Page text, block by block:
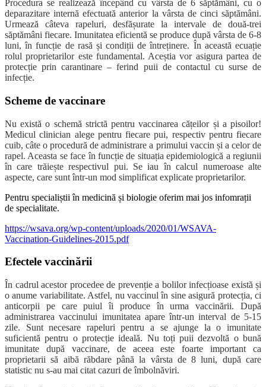
Procedura se realizează începând cu vârsta de 6 săptămâni, cu o
deparazitare internă efectuată anterior la vârsta de cinci săptămâni.
Urmează câteva rapeluri, desfășurate la intervale de două-trei
săptămâni fiecare. Imunitatea eficientă se produce după vârsta de 6-8
luni, în funcție de rasă și condiții de întreținere. În această ecuație
rolul proprietarilor este fundamental. Aceștia vor asigura partea de
protecție prin carantinare – ferind puii de contactul cu surse de
infecție.
Scheme de vaccinare
Nu există o schemă strictă pentru vaccinarea cățeilor și a pisoilor!
Medicul clinician alege pentru fiecare pui, respectiv pentru fiecare
cuib, câte o procedură de administrare a primului vaccin și a celor de
rapel. Aceasta se face în funcție de situația epidemiologică a regiunii
în care trăiește respectivul pui. Se iau în calcul numeroase alte
aspecte, care sunt într-un mod simplificat explicate proprietarilor.
Pentru specialiștii în medicină și biologie oferim mai jos infomrații
de specialitate.
https://wsava.org/wp-content/uploads/2020/01/WSAVA-
Vaccination-Guidelines-2015.pdf
Efectele vaccinării
În cadrul acestor procedee de prevenție a bolilor infecțioase există și
o anume variabilitate. Astfel, nu vaccinul în sine asigură protecția, ci
anticorpii pe care puiul îi produce în urma vaccinării. După
administrarea vaccinului imunitatea apare într-un interval de 5-15
zile. Sunt necesare rapeluri pentru a se ajunge la o imunitate
suficientă pentru o protecție ideală. Nu toți puii dezvoltă o bună
imunitate după vaccinare, de aceea este foarte important ca
proprietarii să aibă răbdare până la vârsta de 8 luni, după care
statistic nu s-au mai citat cazuri de îmbolnăviri.